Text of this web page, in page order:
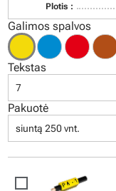
Plotis :
Galimos spalvos
Tekstas
7
Pakuotė
siuntą 250 vnt.